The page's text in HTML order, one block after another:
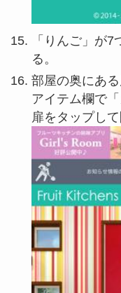
「りんご」が
る。
部屋の奥にある
アイテム欄で
扉をタップして